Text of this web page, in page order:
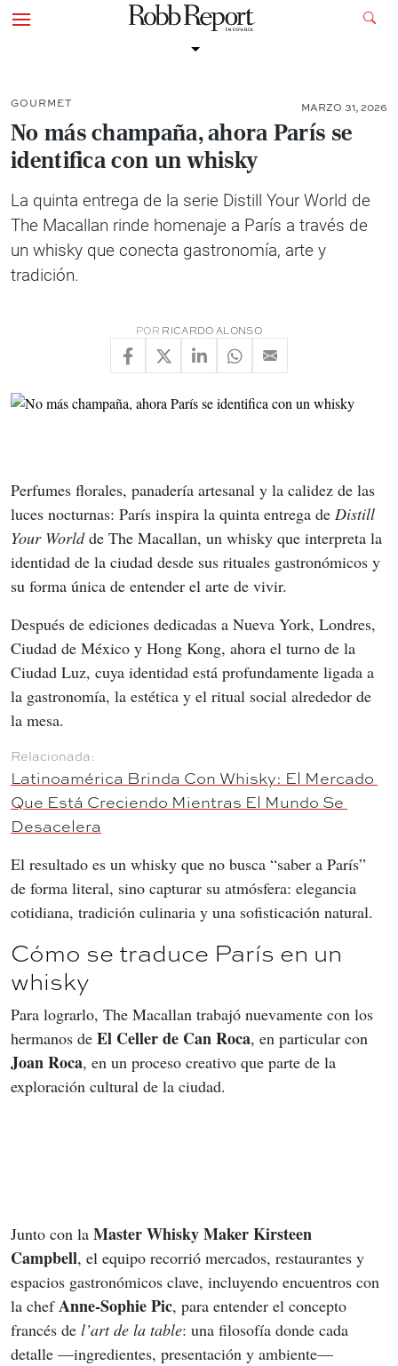
GOURMET MARZO 31, 2026
No más champaña, ahora París se
identifica con un whisky
La quinta entrega de la serie Distill Your World de
The Macallan rinde homenaje a París a través de
un whisky que conecta gastronomía, arte y
tradición.
POR RICARDO ALONSO
Perfumes florales, panadería artesanal y la calidez de las
luces nocturnas: París inspira la quinta entrega de Distill
Your World de The Macallan, un whisky que interpreta la
identidad de la ciudad desde sus rituales gastronómicos y
su forma única de entender el arte de vivir.
Después de ediciones dedicadas a Nueva York, Londres,
Ciudad de México y Hong Kong, ahora el turno de la
Ciudad Luz, cuya identidad está profundamente ligada a
la gastronomía, la estética y el ritual social alrededor de
la mesa.
Latinoamérica Brinda Con Whisky: El Mercado
Que Está Creciendo Mientras El Mundo Se
Desacelera
El resultado es un whisky que no busca “saber a París”
de forma literal, sino capturar su atmósfera: elegancia
cotidiana, tradición culinaria y una sofisticación natural.
Cómo se traduce París en un
whisky
Para lograrlo, The Macallan trabajó nuevamente con los
hermanos de El Celler de Can Roca, en particular con
Joan Roca, en un proceso creativo que parte de la
exploración cultural de la ciudad.
Junto con la Master Whisky Maker Kirsteen
Campbell, el equipo recorrió mercados, restaurantes y
espacios gastronómicos clave, incluyendo encuentros con
la chef Anne-Sophie Pic, para entender el concepto
francés de l’art de la table: una filosofía donde cada
detalle —ingredientes, presentación y ambiente—